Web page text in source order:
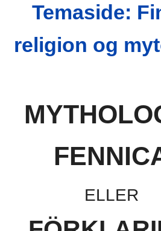
Temaside:
religion og
ELLER